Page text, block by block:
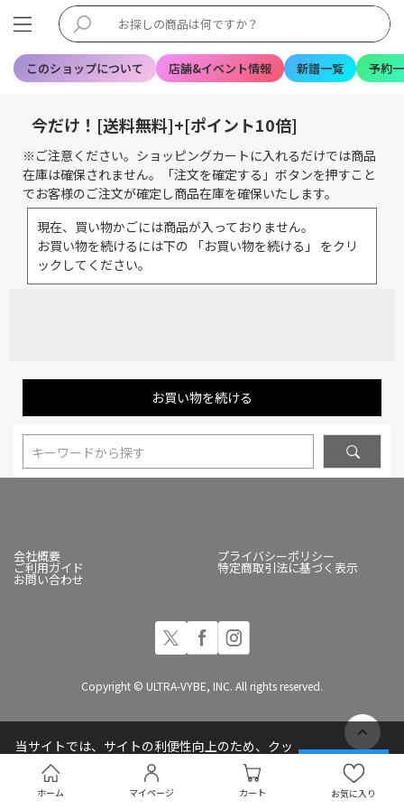
このショップについて 店舗&イベント情報 新譜一覧 予約
ホーム マイページ カート お気に入り
今だけ！[送料無料]+[ポイント10倍]
※ご注意ください。ショッピングカートに入れるだけでは商品
在庫は確保されません。「注文を確定する」ボタンを押すこと
でお客様のご注文が確定し商品在庫を確保いたします。
現在、買い物かごには商品が入っておりません。
お買い物を続けるには下の 「お買い物を続ける」 をクリ
ックしてください。
お買い物を続ける
キーワードから探す
会社概要 プライバシーポリシー
ご利用ガイド 特定商取引法に基づく表示
お問い合わせ
Copyright © ULTRA-VYBE, INC. All rights reserved.
当サイトでは、サイトの利便性向上のため、クッ
キー(Cookie)を使用しています
プライバシーポリシー
承諾する